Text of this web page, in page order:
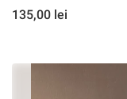
135,00 lei